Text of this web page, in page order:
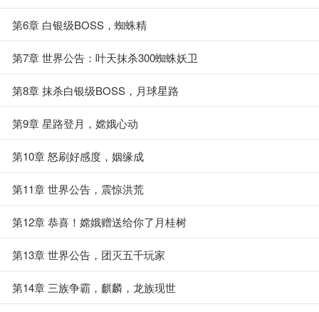
第6章 白银级BOSS，蜘蛛精
第7章 世界公告：叶天抹杀300蜘蛛妖卫
第8章 抹杀白银级BOSS，月球星路
第9章 星路登月，嫦娥心动
第10章 怒刷好感度，姻缘成
第11章 世界公告，震惊洪荒
第12章 恭喜！嫦娥赠送给你了月桂树
第13章 世界公告，团灭五千玩家
第14章 三族争霸，麒麟，龙族现世